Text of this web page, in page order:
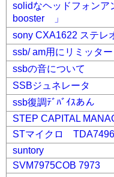
solidなヘッドフォン
booster 」
sony CXA1622 ステレ
ssb/ am用にリミッタ
ssbの音について
SSBジュネレータ
ssb復調ﾃﾞﾊﾞｲｽあん
STEP CAPITAL
STマイクロ
suntory
SVM7975COB 7973